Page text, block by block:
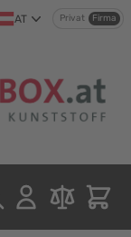
AT Privat Firma